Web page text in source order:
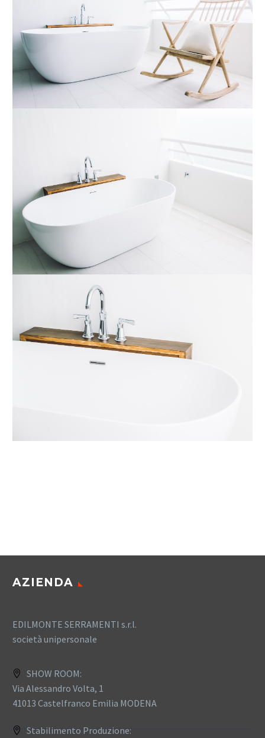
AZIENDA
EDILMONTE SERRAMENTI s.r.l.
società unipersonale
SHOW ROOM:
Via Alessandro Volta, 1
41013 Castelfranco Emilia MODENA
Stabilimento Produzione: